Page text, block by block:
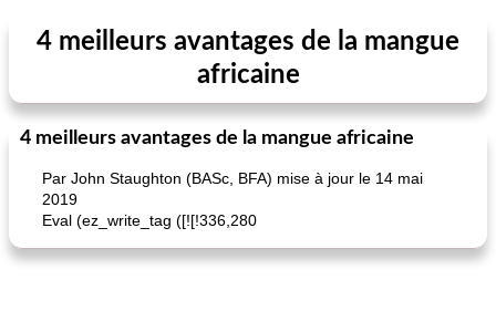
4 meilleurs avantages de la mangue
africaine
4 meilleurs avantages de la mangue africaine
Par John Staughton (BASc, BFA) mise à jour le 14 mai
2019
Eval (ez_write_tag ([![!336,280